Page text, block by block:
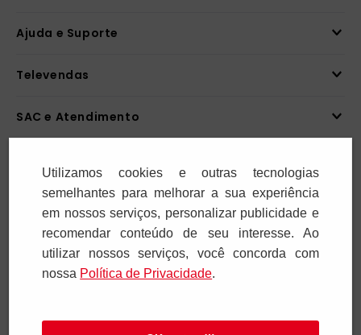
Ajuda e Suporte
Televendas
SAC e Atendimento
Segurança
Utilizamos cookies e outras tecnologias
semelhantes para melhorar a sua experiência
em nossos serviços, personalizar publicidade e
recomendar conteúdo de seu interesse. Ao
utilizar nossos serviços, você concorda com
nossa Polí­tica de Privacidade.